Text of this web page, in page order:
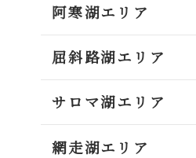
阿寒湖エリア
屈斜路湖エリア
サロマ湖エリア
網走湖エリア